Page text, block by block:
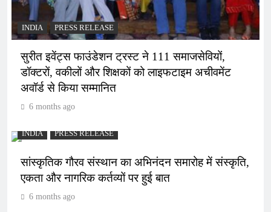
INDIA PRESS RELEASE
सुरीत इवेंट्स फाउंडेशन ट्रस्ट ने 111 समाजसेवियों,
डॉक्टरों, वकीलों और शिक्षकों को लाइफटाइम अचीवमेंट
अवॉर्ड से किया सम्मानित
6 months ago
INDIA PRESS RELEASE
सांस्कृतिक गौरव संस्थान का अभिनंदन समारोह में संस्कृति,
एकता और नागरिक कर्तव्यों पर हुई बात
6 months ago